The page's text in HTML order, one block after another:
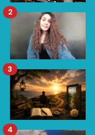
2
3
4